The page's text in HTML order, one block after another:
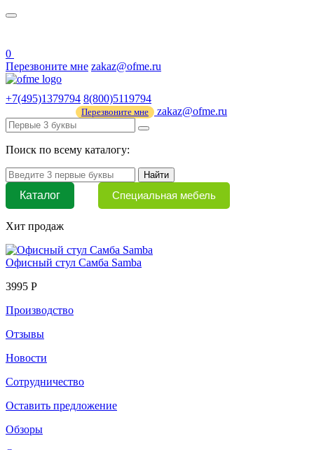
0
Перезвоните мне zakaz@ofme.ru
+7(495)1379794 8(800)5119794
Перезвоните мне zakaz@ofme.ru
Поиск по всему каталогу:
Найти
Каталог Специальная мебель
Хит продаж
Офисный стул Самба Samba
3995 Р
Производство
Отзывы
Новости
Сотрудничество
Оставить предложение
Обзоры